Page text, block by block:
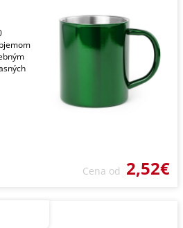
Cena od 2,52€